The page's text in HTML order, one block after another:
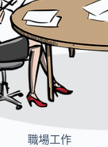
職場工作